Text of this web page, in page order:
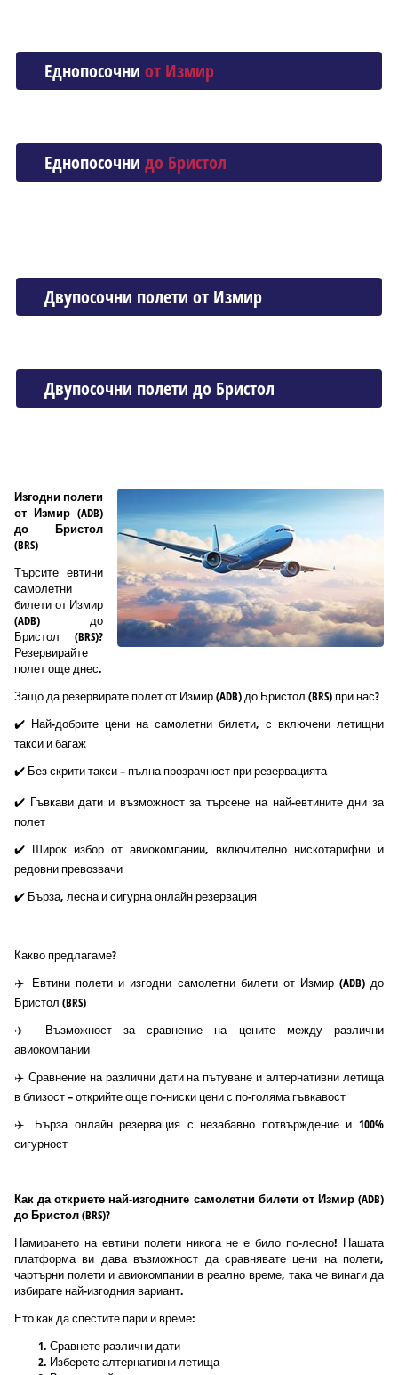
Еднопосочни от Измир
Еднопосочни до Бристол
Двупосочни полети от Измир
Двупосочни полети до Бристол
Изгодни полети
от Измир (ADB)
до Бристол
(BRS)
Търсите евтини
самолетни
билети от Измир
(ADB) до
Бристол (BRS)?
Резервирайте
полет още днес.
Защо да резервирате полет от Измир (ADB) до Бристол (BRS) при нас?
✔️ Най-добрите цени на самолетни билети, с включени летищни
такси и багаж
✔️ Без скрити такси – пълна прозрачност при резервацията
✔️ Гъвкави дати и възможност за търсене на най-евтините дни за
полет
✔️ Широк избор от авиокомпании, включително нискотарифни и
редовни превозвачи
✔️ Бърза, лесна и сигурна онлайн резервация
Какво предлагаме?
✈️ Евтини полети и изгодни самолетни билети от Измир (ADB) до
Бристол (BRS)
✈️ Възможност за сравнение на цените между различни
авиокомпании
✈️ Сравнение на различни дати на пътуване и алтернативни летища
в близост – открийте още по-ниски цени с по-голяма гъвкавост
✈️ Бърза онлайн резервация с незабавно потвърждение и 100%
сигурност
Как да откриете най-изгодните самолетни билети от Измир (ADB)
до Бристол (BRS)?
Намирането на евтини полети никога не е било по-лесно! Нашата
платформа ви дава възможност да сравнявате цени на полети,
чартърни полети и авиокомпании в реално време, така че винаги да
избирате най-изгодния вариант.
Ето как да спестите пари и време:
Сравнете различни дати
Изберете алтернативни летища